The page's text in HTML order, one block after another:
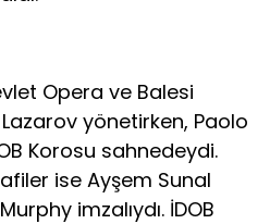
Opera ve Balesi
Lazarov yönetirken, Paolo
Korosu sahnedeydi.
ise Ayşem Sunal
imzalıydı. İDOB